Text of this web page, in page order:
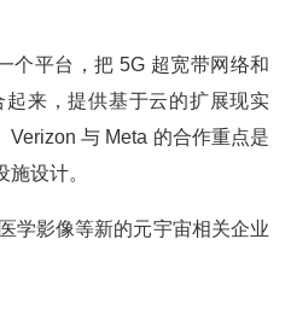
个平台，把 5G 超宽带网络和
来，提供基于云的扩展现实
Verizon 与 Meta 的合作重点是
设计。
学影像等新的元宇宙相关企业